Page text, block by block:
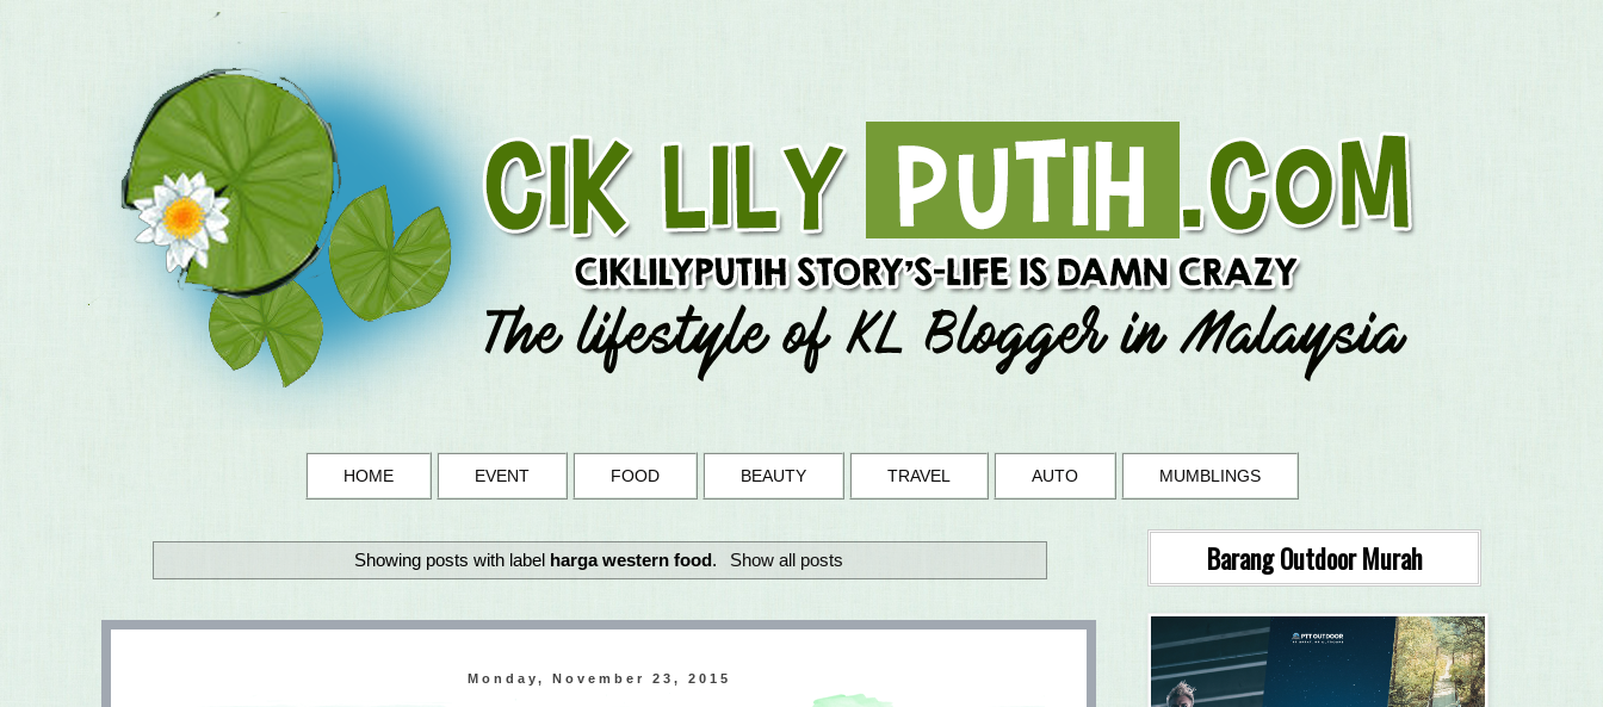
HOME EVENT FOOD BEAUTY TRAVEL AUTO MUMBLINGS
Showing posts with label harga western food. Show all posts
Monday, November 23, 2015
Barang Outdoor Murah